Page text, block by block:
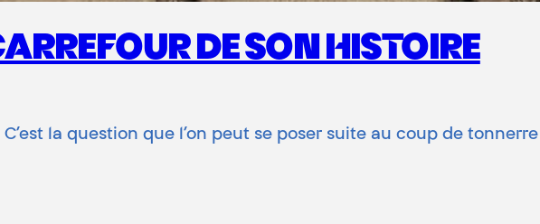
DE SON HISTOIRE
C’est la question que l’on peut se poser suite au coup de